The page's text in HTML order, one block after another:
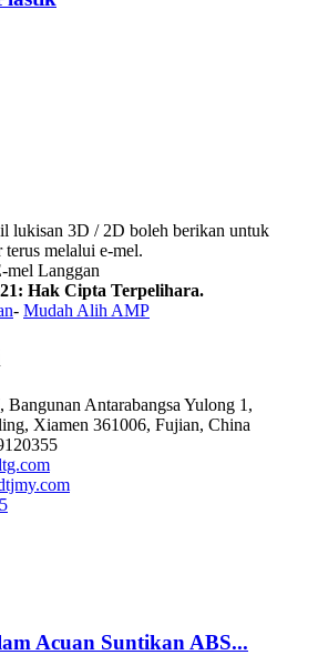
lukisan 3D / 2D boleh berikan untuk
melalui e-mel.
mel Langgan
Hak Cipta Terpelihara.
- Mudah Alih AMP
Antarabangsa Yulong 1,
Xiamen 361006, Fujian, China
Acuan Suntikan ABS...